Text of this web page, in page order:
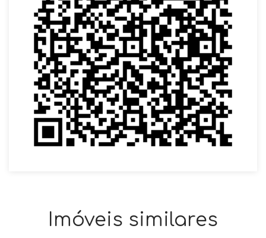
Imóveis similares